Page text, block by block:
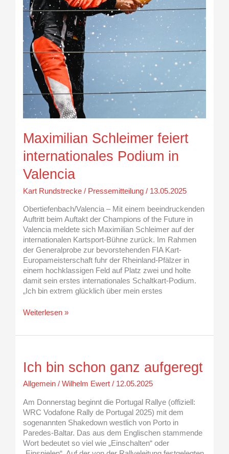
Maximilian Schleimer feiert
internationales Podium in
Valencia
Kart Rundstrecke/ Pressemitteilung / 13.05.2025
Obertiefenbach/Valencia – Mit einem beeindruckenden
Auftritt beim Auftakt der Champions of the Future in
Valencia meldete sich Maximilian Schleimer auf der
internationalen Kartsport-Bühne zurück. Im Rahmen
der Generalprobe zur bevorstehenden FIA Kart-
Europameisterschaft fuhr der Rheinland-Pfälzer in
einem hochklassigen Feld auf Platz zwei und holte
damit sein erstes internationales Schaltkart-Podium.
„Ich bin extrem glücklich über mein erstes
Weiterlesen »
Ich bin schon ganz aufgeregt
Allgemein/ Wilhelm Ewert / 12.05.2025
Am Donnerstag beginnt die Portugal Rallye (offiziell:
WRC Vodafone Rally de Portugal 2025) mit dem
sogenannten Shakedown westlich von Porto in
Paredes-Baltar. Das aus dem Englischen stammende
Wort bedeutet so viel wie „Einschalten“ oder
bin
schon
ganz